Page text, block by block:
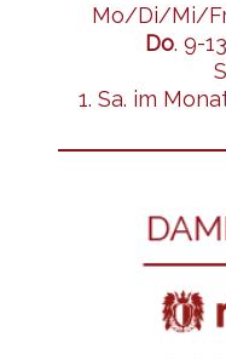
Mo/Di/Mi/
Do. 9-
1. Sa. im